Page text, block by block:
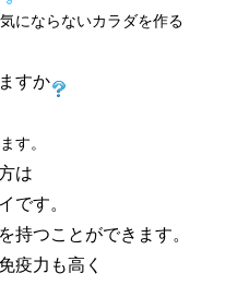
にならないカラダを作る
すか
す。
は
です。
持つことができます。
疫力も高く